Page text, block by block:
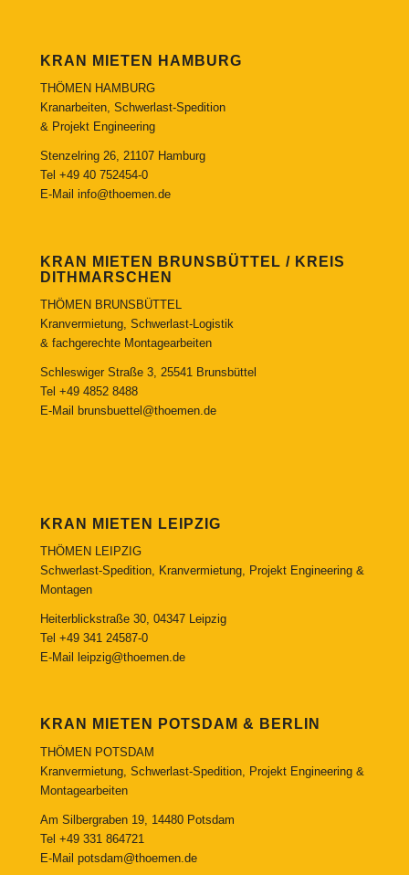
KRAN MIETEN HAMBURG
THÖMEN HAMBURG
Kranarbeiten, Schwerlast-Spedition
& Projekt Engineering
Stenzelring 26, 21107 Hamburg
Tel +49 40 752454-0
E-Mail info@thoemen.de
KRAN MIETEN BRUNSBÜTTEL / KREIS
DITHMARSCHEN
THÖMEN BRUNSBÜTTEL
Kranvermietung, Schwerlast-Logistik
& fachgerechte Montagearbeiten
Schleswiger Straße 3, 25541 Brunsbüttel
Tel +49 4852 8488
E-Mail
brunsbuettel@thoemen.de
KRAN MIETEN LEIPZIG
THÖMEN LEIPZIG
Schwerlast-Spedition, Kranvermietung, Projekt Engineering &
Montagen
Heiterblickstraße 30, 04347 Leipzig
Tel +49 341 24587-0
E-Mail
leipzig@thoemen.de
KRAN MIETEN POTSDAM & BERLIN
THÖMEN POTSDAM
Kranvermietung, Schwerlast-Spedition, Projekt Engineering &
Montagearbeiten
Am Silbergraben 19, 14480 Potsdam
Tel +49 331 864721
E-Mail potsdam@thoemen.de